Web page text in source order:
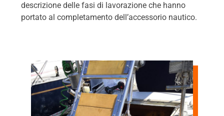
descrizione delle fasi di lavorazione che hanno
portato al completamento dell’accessorio nautico.